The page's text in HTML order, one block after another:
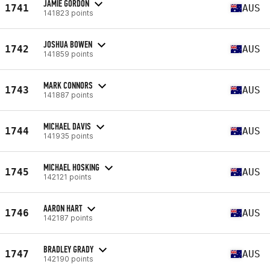
1741 JAMIE GORDON
141823 points AUS
1742 JOSHUA BOWEN
141859 points AUS
1743 MARK CONNORS
141887 points AUS
1744 MICHAEL DAVIS
141935 points AUS
1745 MICHAEL HOSKING
142121 points AUS
1746 AARON HART
142187 points AUS
1747 BRADLEY GRADY
142190 points AUS